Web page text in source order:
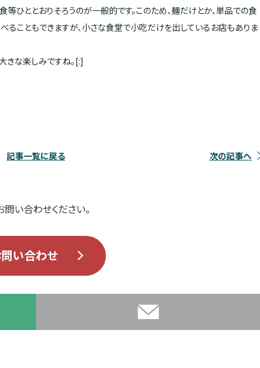
ひととおりそろうのが一般的です。このため、麺だけとか、単品での食
ることもできますが、小さな食堂で小吃だけを出しているお店もありま
な楽しみですね。[:]
記事一覧に戻る 次の記事へ
い合わせください。
い合わせ